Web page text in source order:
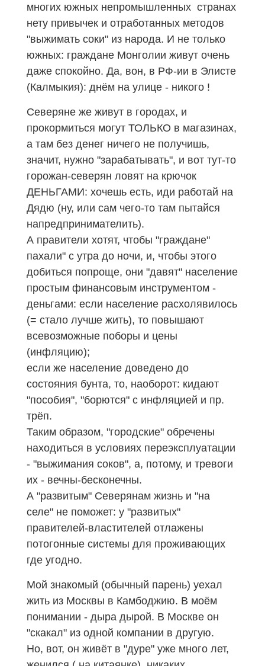
многих южных непромышленных странах
нету привычек и отработанных методов
"выжимать соки" из народа. И не только
южных: граждане Монголии живут очень
даже спокойно. Да, вон, в РФ-ии в Элисте
(Калмыкия): днём на улице - никого !
Северяне же живут в городах, и
прокормиться могут ТОЛЬКО в магазинах,
а там без денег ничего не получишь,
значит, нужно "зарабатывать", и вот тут-то
горожан-северян ловят на крючок
ДЕНЬГАМИ: хочешь есть, иди работай на
Дядю (ну, или сам чего-то там пытайся
напредпринимателить).
А правители хотят, чтобы "граждане"
пахали" с утра до ночи, и, чтобы этого
добиться попроще, они "давят" население
простым финансовым инструментом -
деньгами: если население расхолявилось
(= стало лучше жить), то повышают
всевозможные поборы и цены
(инфляцию);
если же население доведено до
состояния бунта, то, наоборот: кидают
"пособия", "борются" с инфляцией и пр.
трёп.
Таким образом, "городские" обречены
находиться в условиях переэксплуатации
- "выжимания соков", а, потому, и тревоги
их - вечны-бесконечны.
А "развитым" Северянам жизнь и "на
селе" не поможет: у "развитых"
правителей-властителей отлажены
потогонные системы для проживающих
где угодно.
Мой знакомый (обычный парень) уехал
жить из Москвы в Камбоджию. В моём
понимании - дыра дырой. В Москве он
"скакал" из одной компании в другую.
Но, вот, он живёт в "дуре" уже много лет,